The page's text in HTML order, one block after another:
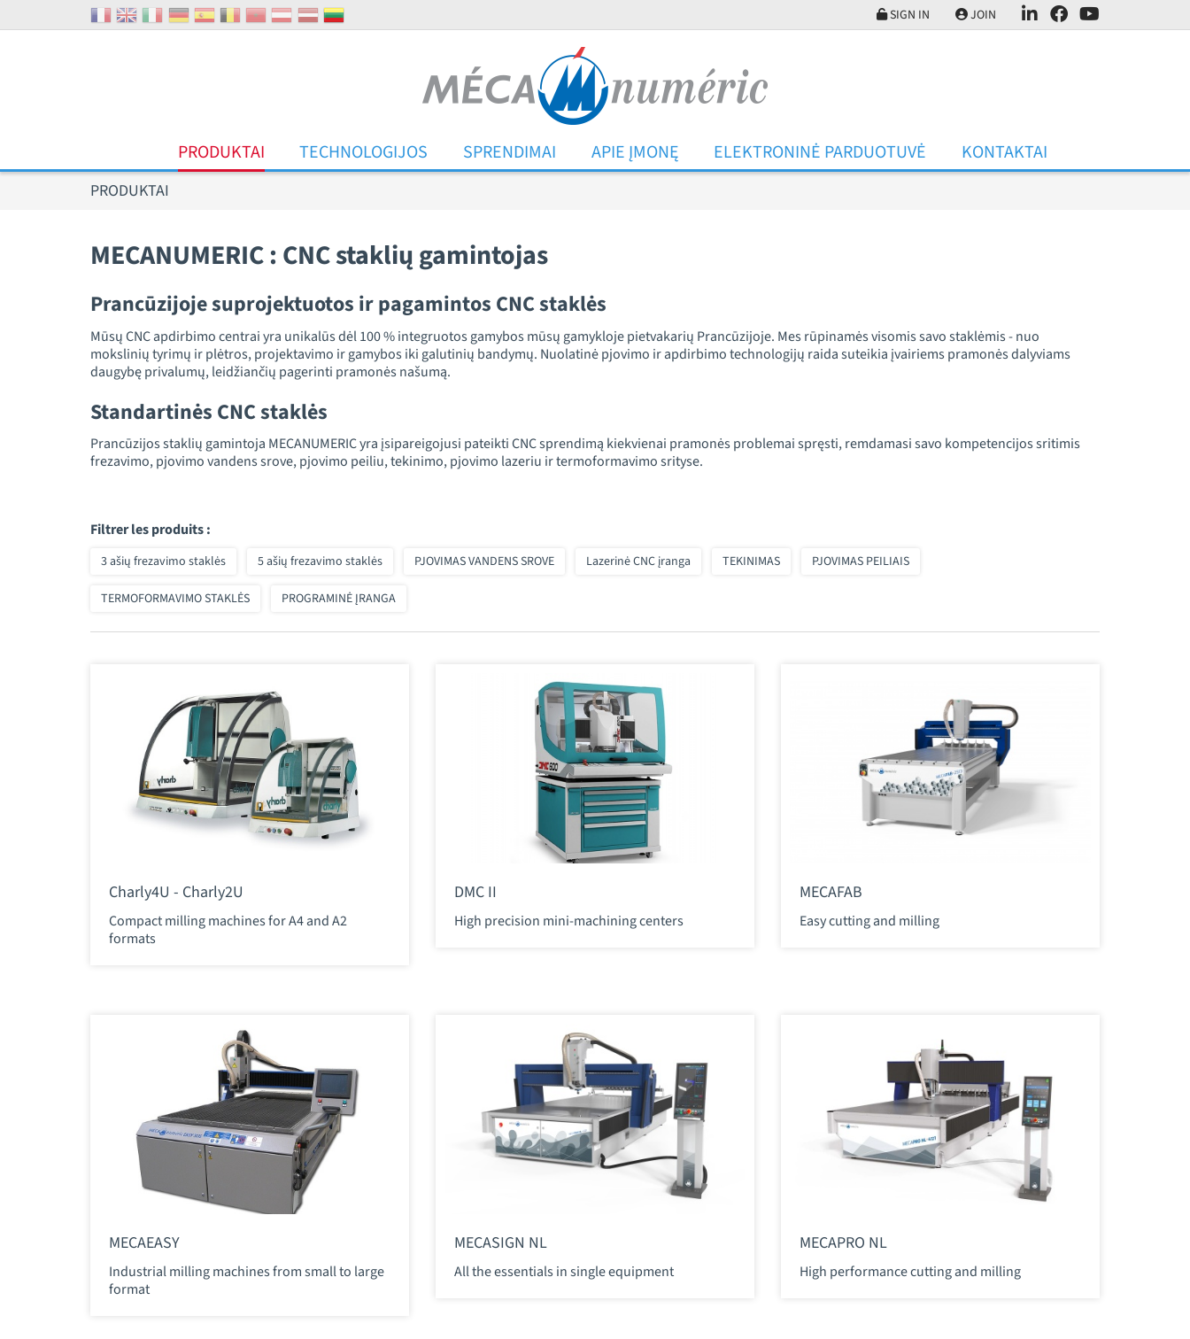
SIGN IN JOIN
PRODUKTAI TECHNOLOGIJOS SPRENDIMAI APIE ĮMONĘ ELEKTRONINĖ PARDUOTUVĖ KONTAKTAI
PRODUKTAI
MECANUMERIC : CNC staklių gamintojas
Prancūzijoje suprojektuotos ir pagamintos CNC staklės
Mūsų CNC apdirbimo centrai yra unikalūs dėl 100 % integruotos gamybos mūsų gamykloje pietvakarių Prancūzijoje. Mes rūpinamės visomis savo staklėmis - nuo
mokslinių tyrimų ir plėtros, projektavimo ir gamybos iki galutinių bandymų. Nuolatinė pjovimo ir apdirbimo technologijų raida suteikia įvairiems pramonės dalyviams
daugybę privalumų, leidžiančių pagerinti pramonės našumą.
Standartinės CNC staklės
Prancūzijos staklių gamintoja MECANUMERIC yra įsipareigojusi pateikti CNC sprendimą kiekvienai pramonės problemai spręsti, remdamasi savo kompetencijos sritimis
frezavimo, pjovimo vandens srove, pjovimo peiliu, tekinimo, pjovimo lazeriu ir termoformavimo srityse.
Filtrer les produits :
3 ašių frezavimo staklės 5 ašių frezavimo staklės PJOVIMAS VANDENS SROVE Lazerinė CNC įranga TEKINIMAS PJOVIMAS PEILIAIS
TERMOFORMAVIMO STAKLĖS PROGRAMINĖ ĮRANGA
Charly4U - Charly2U
Compact milling machines for A4 and A2
formats
DMC II
High precision mini-machining centers
MECAFAB
Easy cutting and milling
MECAEASY
Industrial milling machines from small to large
format
MECASIGN NL
All the essentials in single equipment
MECAPRO NL
High performance cutting and milling
Slapukų valdymo skydelis